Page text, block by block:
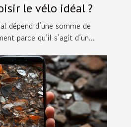
le vélo idéal ?
dépend d’une somme de
parce qu’il s’agit d’un...